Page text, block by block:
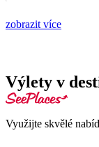
zobrazit více
Výlety v
Využijte skvělé